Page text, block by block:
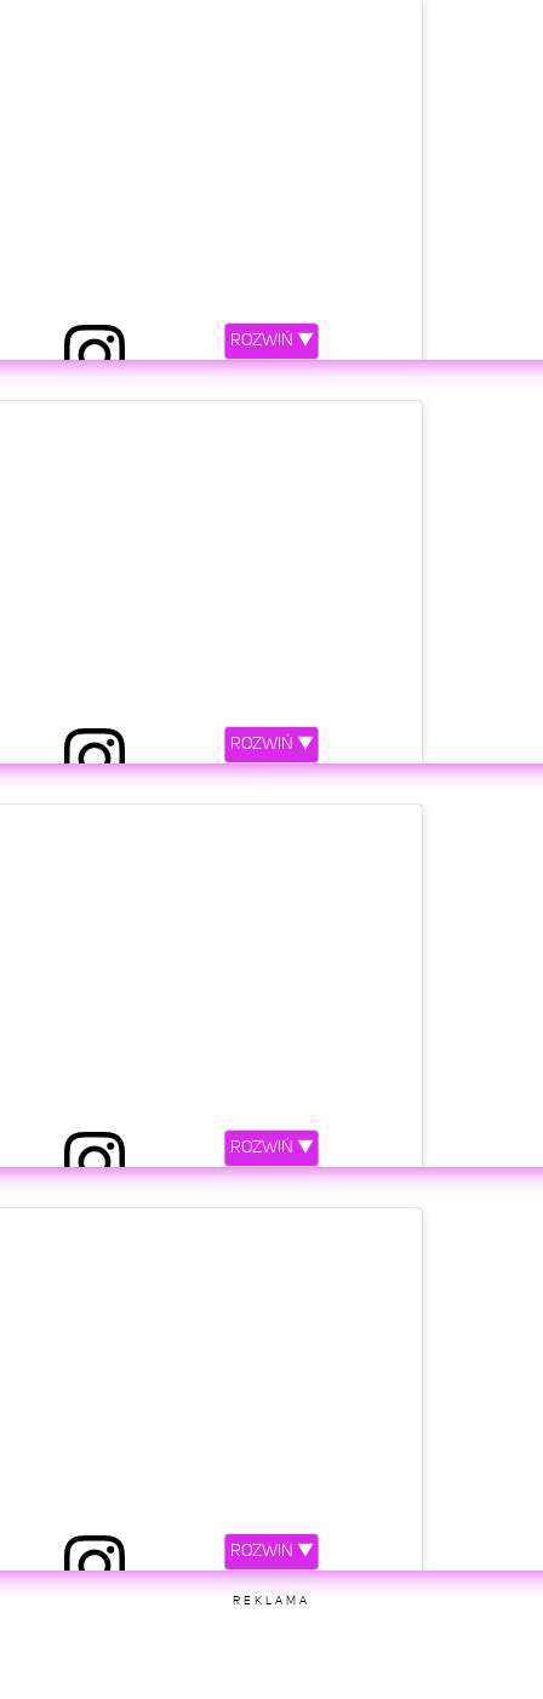
Ewelina Lisowska (@ewelinalisowskaofficial)
Ewelina Lisowska (@ewelinalisowskaofficial)
ROZWIŃ ▼
Ewelina Lisowska (@ewelinalisowskaofficial)
ROZWIŃ ▼
Ewelina Lisowska (@ewelinalisowskaofficial)
ROZWIŃ ▼
ROZWIŃ ▼
REKLAMA